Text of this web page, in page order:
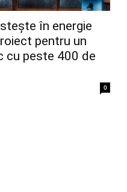
în energie
pentru un
cu peste 400 de
0